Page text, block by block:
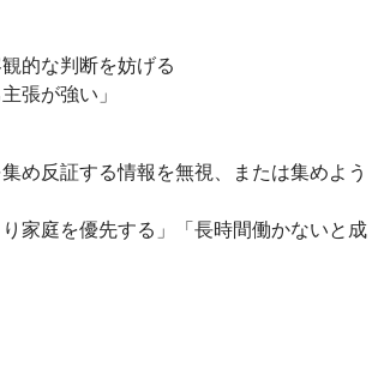
的な判断を妨げる
張が強い」
め反証する情報を無視、または集めよう
家庭を優先する」「長時間働かないと成